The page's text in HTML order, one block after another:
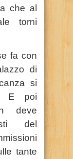
che al
torni
fa con
di
si
E poi
deve
del
tante